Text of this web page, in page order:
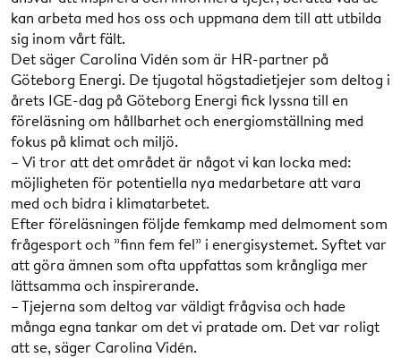
kan arbeta med hos oss och uppmana dem till att utbilda
sig inom vårt fält.
Det säger Carolina Vidén som är HR-partner på
Göteborg Energi. De tjugotal högstadietjejer som deltog i
årets IGE-dag på Göteborg Energi fick lyssna till en
föreläsning om hållbarhet och energiomställning med
fokus på klimat och miljö.
– Vi tror att det området är något vi kan locka med:
möjligheten för potentiella nya medarbetare att vara
med och bidra i klimatarbetet.
Efter föreläsningen följde femkamp med delmoment som
frågesport och ”finn fem fel” i energisystemet. Syftet var
att göra ämnen som ofta uppfattas som krångliga mer
lättsamma och inspirerande.
– Tjejerna som deltog var väldigt frågvisa och hade
många egna tankar om det vi pratade om. Det var roligt
att se, säger Carolina Vidén.